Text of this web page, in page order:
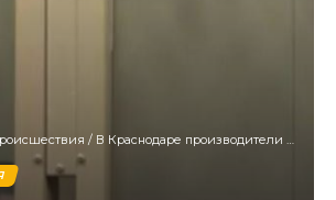
/ В Краснодаре производители мефедрона получили 33 года тюрьмы на двоих